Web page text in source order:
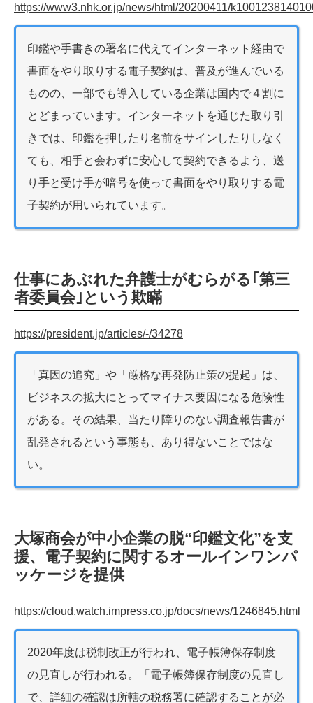
https://www3.nhk.or.jp/news/html/20200411/
印鑑や手書きの署名に代えてインターネット経由で
書面をやり取りする電子契約は、普及が進んでいる
ものの、一部でも導入している企業は国内で４割に
とどまっています。インターネットを通じた取り引
きでは、印鑑を押したり名前をサインしたりしなく
ても、相手と会わずに安心して契約できるよう、送
り手と受け手が暗号を使って書面をやり取りする電
子契約が用いられています。
仕事にあぶれた弁護士がむらがる｢第三
者委員会｣という欺瞞
https://president.jp/articles/-/34278
「真因の追究」や「厳格な再発防止策の提起」は、
ビジネスの拡大にとってマイナス要因になる危険性
がある。その結果、当たり障りのない調査報告書が
乱発されるという事態も、あり得ないことではな
い。
大塚商会が中小企業の脱“印鑑文化”を支
援、電子契約に関するオールインワンパ
ッケージを提供
https://cloud.watch.impress.co.jp/docs/news/1246845.html
2020年度は税制改正が行われ、電子帳簿保存制度
の見直しが行われる。「電子帳簿保存制度の見直し
で、詳細の確認は所轄の税務署に確認することが必